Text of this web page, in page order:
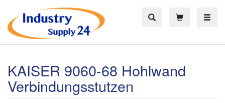
KAISER 9060-68 Hohlwand
Verbindungsstutzen